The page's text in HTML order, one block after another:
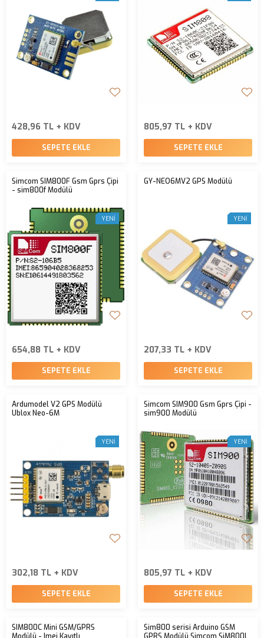
428,96 TL + KDV
SEPETE EKLE
805,97 TL + KDV
SEPETE EKLE
Simcom SIM800F Gsm Gprs Çipi
- sim800f Modülü
YENI
654,88 TL + KDV
SEPETE EKLE
GY-NEO6MV2 GPS Modülü
YENI
207,33 TL + KDV
SEPETE EKLE
Ardumodel V2 GPS Modülü
Ublox Neo-6M
YENI
302,18 TL + KDV
SEPETE EKLE
Simcom SIM900 Gsm Gprs Çipi -
sim900 Modülü
YENI
805,97 TL + KDV
SEPETE EKLE
SIM800C Mini GSM/GPRS
Sim800 serisi Arduino GSM